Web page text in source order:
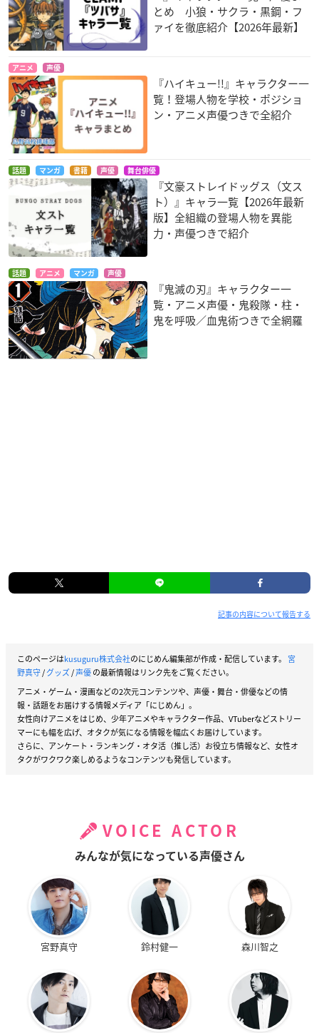
とめ 小狼・サクラ・黒鋼・フ
ァイを徹底紹介【2026年最新】
アニメ 声優
『ハイキュー!!』キャラクター一
覧！登場人物を学校・ポジショ
ン・アニメ声優つきで全紹介
話題 マンガ 書籍 声優 舞台俳優
『文豪ストレイドッグス（文ス
ト）』キャラ一覧【2026年最新
版】全組織の登場人物を異能
力・声優つきで紹介
話題 アニメ マンガ 声優
『鬼滅の刃』キャラクター一
覧・アニメ声優・鬼殺隊・柱・
鬼を呼吸／血鬼術つきで全網羅
記事の内容について報告する
このページはkusuguru株式会社のにじめん編集部が作成・配信しています。 宮
野真守/グッズ/声優の最新情報はリンク先をご覧ください。
アニメ・ゲーム・漫画などの2次元コンテンツや、声優・舞台・俳優などの情
報・話題をお届けする情報メディア「にじめん」。
女性向けアニメをはじめ、少年アニメやキャラクター作品、VTuberなどストリー
マーにも幅を広げ、オタクが気になる情報を幅広くお届けしています。
さらに、アンケート・ランキング・オタ活（推し活）お役立ち情報など、女性オ
タクがワクワク楽しめるようなコンテンツも発信しています。
VOICE ACTOR
みんなが気になっている声優さん
宮野真守 鈴村健一 森川智之